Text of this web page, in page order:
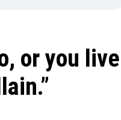
or you live